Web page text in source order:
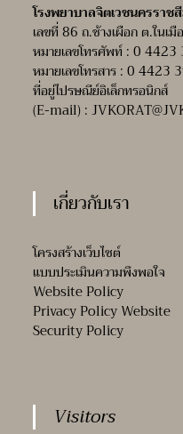
โรงพยาบาลจิตเวชนครรา
เลขที่ 86 ถ.ช้างเผือก ต.ในเ
หมายเลขโทรศัพท์ : 0
หมายเลขโทรสาร : 0 4423
ที่อยู่ไปรษณีย์อิเล็กทรอนิกส์
(E-mail) :
เกี่ยวกับเรา
โครงสร้างเว็บไซต์
แบบประเมินความพึงพอใจ
Website Policy
Privacy Policy Website
Security Policy
Visitors